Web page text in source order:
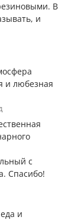
В
и
и любезная
с
Спасибо!
и